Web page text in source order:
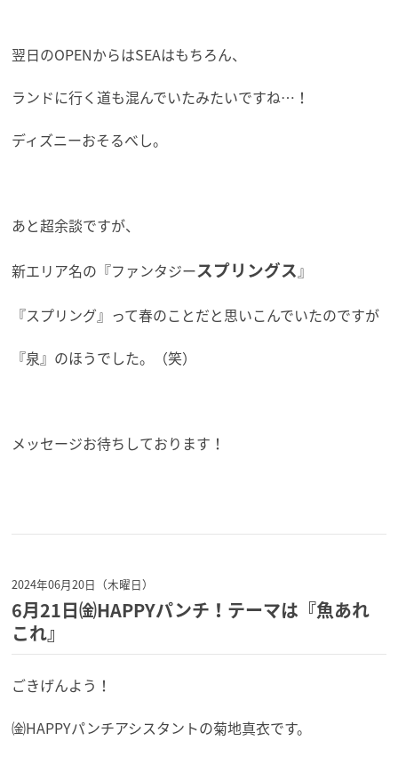
翌日のOPENからはSEAはもちろん、
ランドに行く道も混んでいたみたいですね…！
ディズニーおそるべし。
あと超余談ですが、
新エリア名の『ファンタジースプリングス』
『スプリング』って春のことだと思いこんでいたのですが
『泉』のほうでした。（笑）
メッセージお待ちしております！
2024年06月20日（木曜日）
6月21日㈮HAPPYパンチ！テーマは『魚あれ
これ』
ごきげんよう！
㈮HAPPYパンチアシスタントの菊地真衣です。